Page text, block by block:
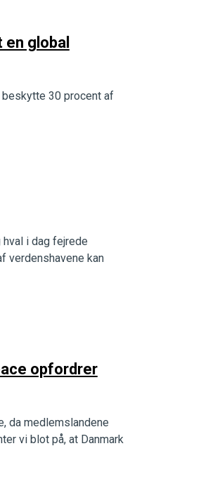
global
30 procent af
i dag fejrede
verdenshavene kan
opfordrer
da medlemslandene
vi blot på, at Danmark